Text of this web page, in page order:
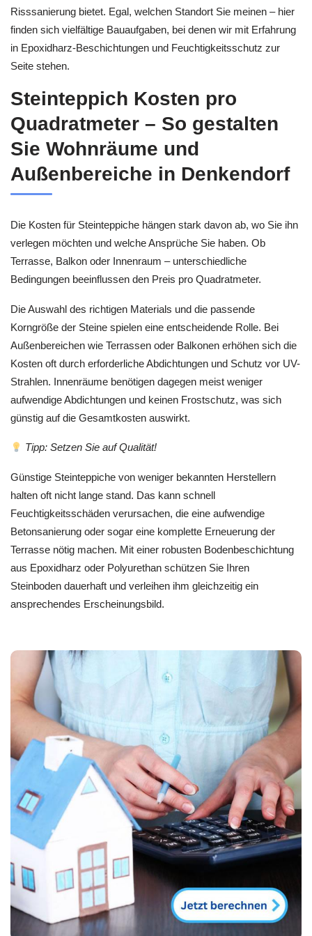
Risssanierung bietet. Egal, welchen Standort Sie meinen – hier
finden sich vielfältige Bauaufgaben, bei denen wir mit Erfahrung
in Epoxidharz-Beschichtungen und Feuchtigkeitsschutz zur
Seite stehen.
Steinteppich Kosten pro
Quadratmeter – So gestalten
Sie Wohnräume und
Außenbereiche in Denkendorf
Die Kosten für Steinteppiche hängen stark davon ab, wo Sie ihn
verlegen möchten und welche Ansprüche Sie haben. Ob
Terrasse, Balkon oder Innenraum – unterschiedliche
Bedingungen beeinflussen den Preis pro Quadratmeter.
Die Auswahl des richtigen Materials und die passende
Korngröße der Steine spielen eine entscheidende Rolle. Bei
Außenbereichen wie Terrassen oder Balkonen erhöhen sich die
Kosten oft durch erforderliche Abdichtungen und Schutz vor UV-
Strahlen. Innenräume benötigen dagegen meist weniger
aufwendige Abdichtungen und keinen Frostschutz, was sich
günstig auf die Gesamtkosten auswirkt.
Tipp: Setzen Sie auf Qualität!
Günstige Steinteppiche von weniger bekannten Herstellern
halten oft nicht lange stand. Das kann schnell
Feuchtigkeitsschäden verursachen, die eine aufwendige
Betonsanierung oder sogar eine komplette Erneuerung der
Terrasse nötig machen. Mit einer robusten Bodenbeschichtung
aus Epoxidharz oder Polyurethan schützen Sie Ihren
Steinboden dauerhaft und verleihen ihm gleichzeitig ein
ansprechendes Erscheinungsbild.